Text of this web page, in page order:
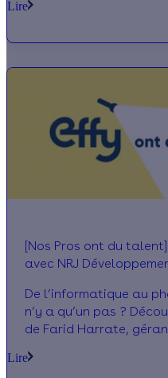
Energie, société
photovoltaïques ?
d’une installation
Lire
[Nos Pros ont du
avec NRJ
De l’informatique au
n’y a qu’un pas ?
de Farid Harrate,
depuis près de deux
Lire